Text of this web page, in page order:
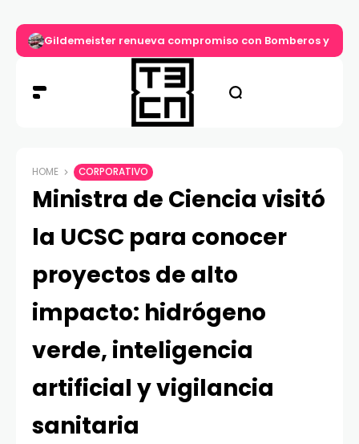
Gildemeister renueva compromiso con Bomberos y
HOME CORPORATIVO
Ministra de Ciencia visitó
la UCSC para conocer
proyectos de alto
impacto: hidrógeno
verde, inteligencia
artificial y vigilancia
sanitaria